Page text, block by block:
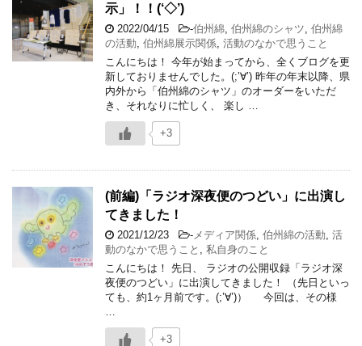
示」！！(‘◇’)ゞ
2022/04/15 -伯州綿 伯州綿のシャツ 伯州綿
の活動 伯州綿展示関係 活動のなかで思うこと
こんにちは！ 今年が始まってから、全くブログを更
新しておりませんでした。(;’∀’) 昨年の年末以降、県
内外から「伯州綿のシャツ」のオーダーをいただ
き、それなりに忙しく、 楽し …
+3
(前編)「ラジオ深夜便のつどい」に出演し
てきました！
2021/12/23 - メディア関係 伯州綿の活動 活
動のなかで思うこと
私自身のこと
こんにちは！ 先日、 ラジオの公開収録「ラジオ深
夜便のつどい」に出演してきました！ （先日といっ
ても、約1ヶ月前です。(;’∀’)） 今回は、その様
+3